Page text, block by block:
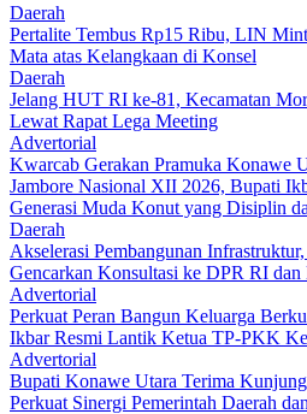
Daerah
‎Pertalite Tembus Rp15 Ribu, LIN
Mata atas Kelangkaan di Konsel
Daerah
‎Jelang HUT RI ke-81, Kecamatan
Lewat Rapat Lega Meeting
Advertorial
‎Kwarcab Gerakan Pramuka Konawe
Jambore Nasional XII 2026, Bupati
Generasi Muda Konut yang Disiplin
Daerah
Akselerasi Pembangunan
Gencarkan Konsultasi ke DPR RI dan
Advertorial
‎Perkuat Peran Bangun Keluarga
Ikbar Resmi Lantik Ketua TP-PKK
Advertorial
Bupati Konawe Utara Terima
Perkuat Sinergi Pemerintah Daerah